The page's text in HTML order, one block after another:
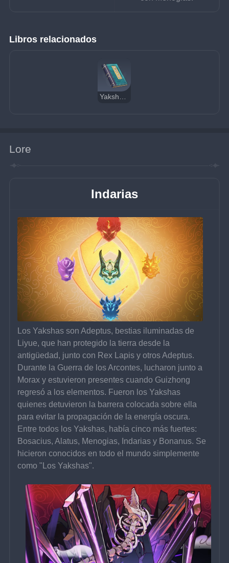
Libros relacionados
Yakshas: los guardianes Adeptus
Lore
Indarias
Los Yakshas son Adeptus, bestias iluminadas de
Liyue, que han protegido la tierra desde la
antigüedad, junto con Rex Lapis y otros Adeptus.
Durante la Guerra de los Arcontes, lucharon junto a
Morax y estuvieron presentes cuando Guizhong
regresó a los elementos. Fueron los Yakshas
quienes detuvieron la barrera colocada sobre ella
para evitar la propagación de la energía oscura.
Entre todos los Yakshas, ​​había cinco más fuertes:
Bosacius, Alatus, Menogias, Indarias y Bonanus. Se
hicieron conocidos en todo el mundo simplemente
como "Los Yakshas".